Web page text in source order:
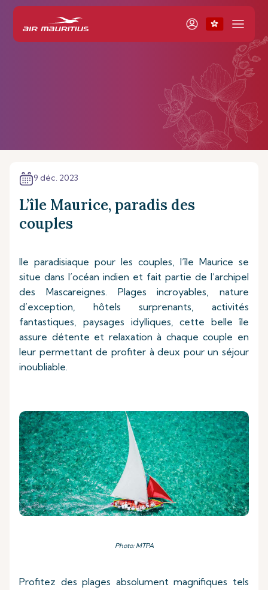
9 déc. 2023
L’île Maurice, paradis des
couples
Ile paradisiaque pour les couples, l’île Maurice se
situe dans l’océan indien et fait partie de l’archipel
des Mascareignes. Plages incroyables, nature
d’exception, hôtels surprenants, activités
fantastiques, paysages idylliques, cette belle île
assure détente et relaxation à chaque couple en
leur permettant de profiter à deux pour un séjour
inoubliable.
Photo: MTPA
Profitez des plages absolument magnifiques tels